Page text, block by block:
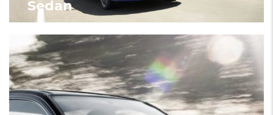
Sedan